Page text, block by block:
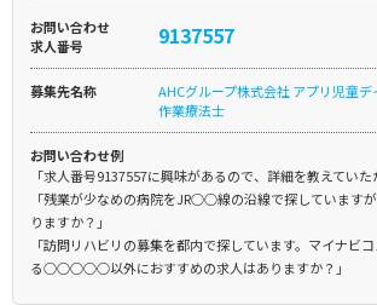
お問い合わせ
求人番号
9137557
募集先名称
AHCグループ株式会社 アプリ児童
作業療法士
お問い合わせ例
「求人番号9137557に興味があるので、詳細を教えていた
「残業が少なめの病院をJR○○線の沿線で探しています
りますか？」
「訪問リハビリの募集を都内で探しています。マイナビ
る○○○○○以外におすすめの求人はありますか？」